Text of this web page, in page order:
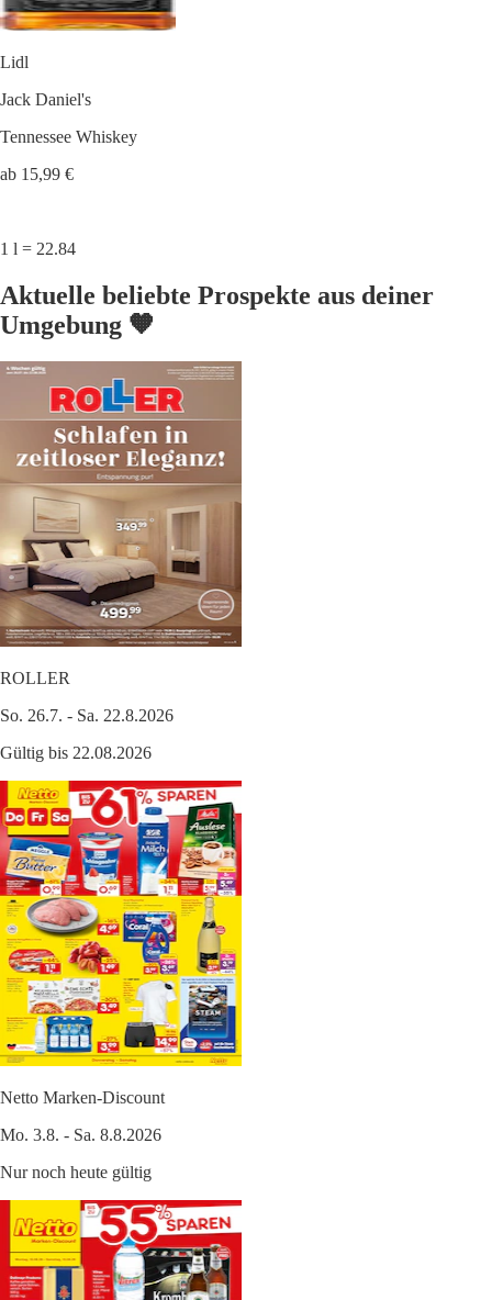
Lidl
Jack Daniel's
Tennessee Whiskey
ab 15,99 €
1 l = 22.84
Aktuelle beliebte Prospekte aus deiner
Umgebung 🧡
ROLLER
So. 26.7. - Sa. 22.8.2026
Gültig bis 22.08.2026
Netto Marken-Discount
Mo. 3.8. - Sa. 8.8.2026
Nur noch heute gültig